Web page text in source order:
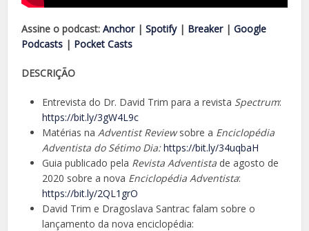
Assine o podcast:Anchor|Spotify| Breaker|Google
Podcasts | Pocket Casts
DESCRIÇÃO
Entrevista do Dr. David Trim para a revista Spectrum:
https://bit.ly/3gW4L9c
Matérias na Adventist Reviewsobre a Enciclopédia
Adventista do Sétimo Dia: https://bit.ly/34uqbaH
Guia publicado pela Revista Adventista de agosto de
2020 sobre a nova Enciclopédia Adventista:
https://bit.ly/2QL1grO
David Trim e Dragoslava Santrac falam sobre o
lançamento da nova enciclopédia: